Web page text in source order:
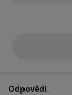
Odpovědi